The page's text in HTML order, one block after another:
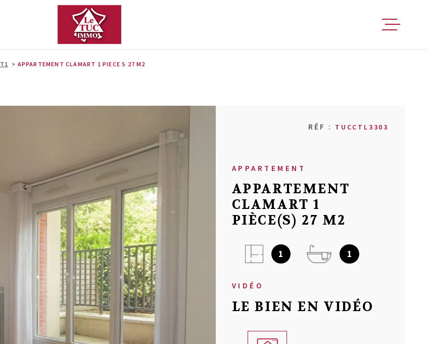
VENDRE
MON
T1 APPARTEMENT CLAMART 1 PIECE S 27 M2
RÉF : TUCCTL3303
APPARTEMENT
APPARTEMENT
CLAMART 1
PIÈCE(S) 27 M2
1 1
VIDÉO
LE BIEN EN VIDÉO